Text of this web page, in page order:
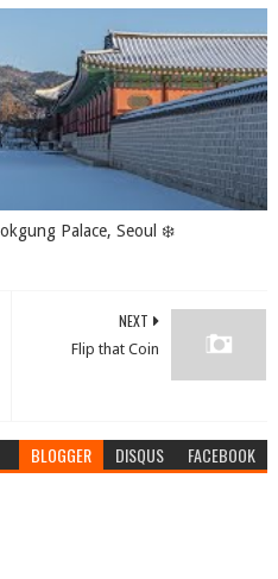
Palace, Seoul ❄️
NEXT
Flip that Coin
BLOGGER DISQUS FACEBOOK